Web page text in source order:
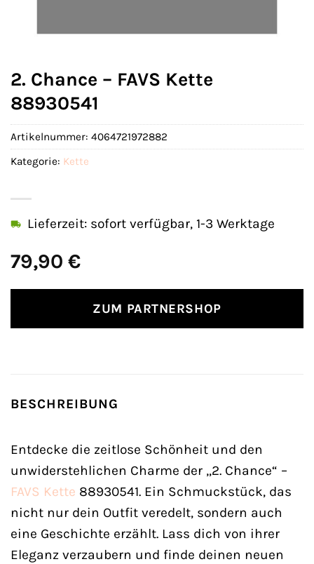
2. Chance – FAVS Kette
88930541
79,90 €
Lieferzeit: sofort verfügbar, 1-3 Werktage
ZUM PARTNERSHOP
Artikelnummer: 4064721972882
Kategorie: Kette
BESCHREIBUNG
Entdecke die zeitlose Schönheit und den
unwiderstehlichen Charme der „2. Chance“ –
FAVS Kette 88930541. Ein Schmuckstück, das
nicht nur dein Outfit veredelt, sondern auch
eine Geschichte erzählt. Lass dich von ihrer
Eleganz verzaubern und finde deinen neuen